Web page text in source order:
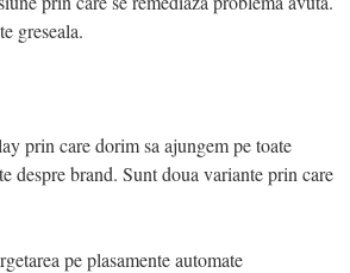
greseala.
prin care dorim sa ajungem pe toate
despre brand. Sunt doua variante prin care
pe plasamente automate